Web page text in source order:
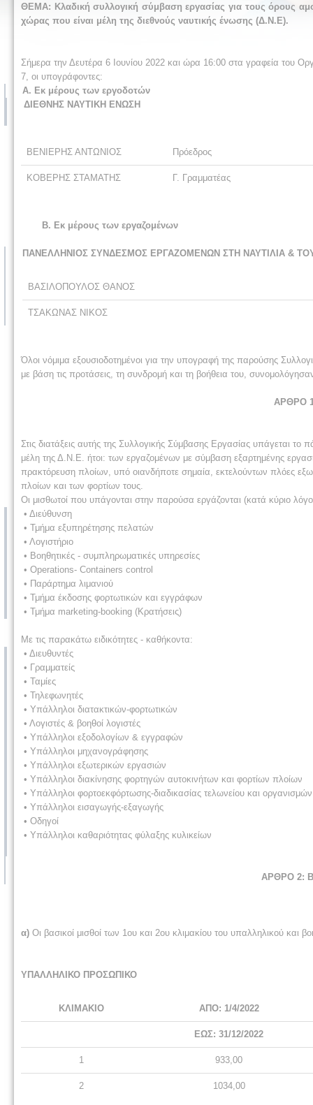
ΘΕΜΑ: Κλαδική συλλογική σύμβαση εργασίας για τους όρους
χώρας που είναι μέλη της διεθνούς ναυτικής ένωσης (Δ.Ν.Ε).
Σήμερα την Δευτέρα 6 Ιουνίου 2022 και ώρα 16:00 στα γραφεία του
7, οι υπογράφοντες:
Α. Εκ μέρους των εργοδοτών
ΔΙΕΘΝΗΣ ΝΑΥΤΙΚΗ ΕΝΩΣΗ
ΒΕΝΙΕΡΗΣ ΑΝΤΩΝΙΟΣ Πρόεδρος
ΚΟΒΕΡΗΣ ΣΤΑΜΑΤΗΣ Γ. Γραμματέας
Β. Εκ μέρους των εργαζομένων
ΠΑΝΕΛΛΗΝΙΟΣ ΣΥΝΔΕΣΜΟΣ ΕΡΓΑΖΟΜΕΝΩΝ ΣΤΗ ΝΑΥΤΙΛΙΑ &
ΒΑΣΙΛΟΠΟΥΛΟΣ ΘΑΝΟΣ
ΤΣΑΚΩΝΑΣ ΝΙΚΟΣ
Όλοι νόμιμα εξουσιοδοτημένοι για την υπογραφή της παρούσης
με βάση τις προτάσεις, τη συνδρομή και τη βοήθεια του,
ΑΡΘΡΟ
Στις διατάξεις αυτής της Συλλογικής Σύμβασης Εργασίας υπάγεται
μέλη της Δ.Ν.Ε. ήτοι: των εργαζομένων με σύμβαση εξαρτημένης
πρακτόρευση πλοίων, υπό οιανδήποτε σημαία, εκτελούντων πλόες
πλοίων και των φορτίων τους.
Οι μισθωτοί που υπάγονται στην παρούσα εργάζονται (κατά κύριο
• Διεύθυνση
• Τμήμα εξυπηρέτησης πελατών
• Λογιστήριο
• Βοηθητικές - συμπληρωματικές υπηρεσίες
• Operations- Containers control
• Παράρτημα λιμανιού
• Τμήμα έκδοσης φορτωτικών και εγγράφων
• Τμήμα marketing-booking (Κρατήσεις)
Με τις παρακάτω ειδικότητες - καθήκοντα:
• Διευθυντές
• Γραμματείς
• Ταμίες
• Τηλεφωνητές
• Υπάλληλοι διατακτικών-φορτωτικών
• Λογιστές & βοηθοί λογιστές
• Υπάλληλοι εξοδολογίων & εγγραφών
• Υπάλληλοι μηχανογράφησης
• Υπάλληλοι εξωτερικών εργασιών
• Υπάλληλοι διακίνησης φορτηγών αυτοκινήτων και φορτίων πλοίων
• Υπάλληλοι φορτοεκφόρτωσης-διαδικασίας τελωνείου και
• Υπάλληλοι εισαγωγής-εξαγωγής
• Οδηγοί
• Υπάλληλοι καθαριότητας φύλαξης κυλικείων
ΑΡΘΡΟ 2:
α) Οι βασικοί μισθοί των 1ου και 2ου κλιμακίου του υπαλληλικού
ΥΠΑΛΛΗΛΙΚΟ ΠΡΟΣΩΠΙΚΟ
ΚΛΙΜΑΚΙΟ ΑΠΟ: 1/4/2022
ΕΩΣ: 31/12/2022
1 933,00
2 1034,00